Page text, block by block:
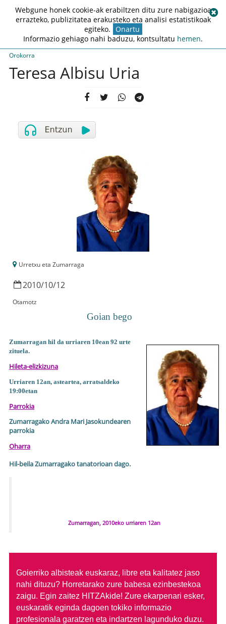
Orokorra
Teresa Albisu Uria
Urretxu eta Zumarraga
2010/10/12
Otamotz
Goian bego
Zumarragan hil da urriaren 10ean 92 urte
zituela.
Hileta-elizkizuna
Urriaren 12an, asteartea, arratsaldeko
19:00etan
Parrokia
Zumarragako Andra Mari Jasokundearen
parrokia
Oharra
Hil-beila Zumarragako tanatorioan dago.
Zumarragan, 2010eko urriaren 12an
Goierriko albisteak euskaraz, libre eta kalitatez jaso
nahi dituzu? Horretarako zure babesa ezinbestekoa
zaigu. Egin zaitez HITZAkide! Zure ekarpenari esker,
euskaratik eginda dagoen tokiko informazio
profesionala garatzen eta indartzen lagunduko duzu.
Webgune honek cookie-ak erabiltzen ditu zure nabigazioa
errazteko, publizitatea erakusteko eta analisi estatistikoak
egiteko. Onartu
Informazio gehiago nahi baduzu, kontsultatu hemen.